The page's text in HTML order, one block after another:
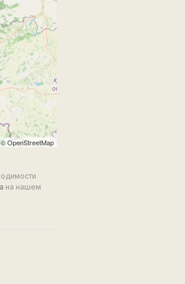
OpenStreetMap
на нашем